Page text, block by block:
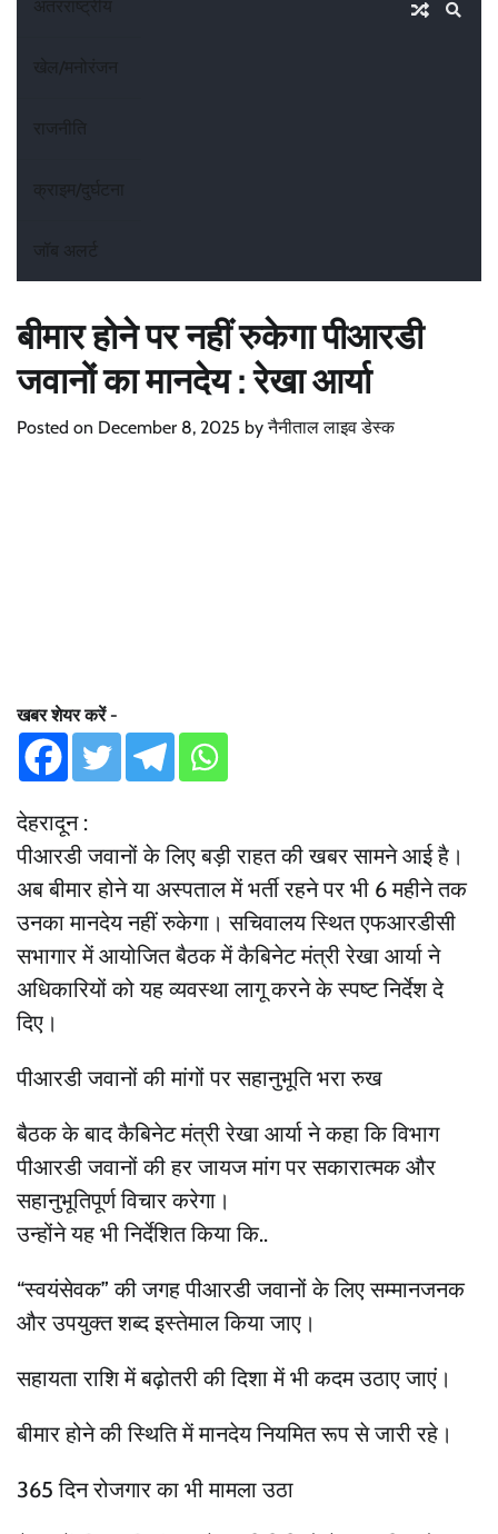
अंतरराष्ट्रीय
खेल/मनोरंजन
राजनीति
क्राइम/दुर्घटना
जॉब अलर्ट
बीमार होने पर नहीं रुकेगा पीआरडी
जवानों का मानदेय : रेखा आर्या
Posted on December 8, 2025 byनैनीताल लाइव डेस्क
खबर शेयर करें -
देहरादून :
पीआरडी जवानों के लिए बड़ी राहत की खबर सामने आई है।
अब बीमार होने या अस्पताल में भर्ती रहने पर भी 6 महीने तक
उनका मानदेय नहीं रुकेगा। सचिवालय स्थित एफआरडीसी
सभागार में आयोजित बैठक में कैबिनेट मंत्री रेखा आर्या ने
अधिकारियों को यह व्यवस्था लागू करने के स्पष्ट निर्देश दे
दिए।
पीआरडी जवानों की मांगों पर सहानुभूति भरा रुख
बैठक के बाद कैबिनेट मंत्री रेखा आर्या ने कहा कि विभाग
पीआरडी जवानों की हर जायज मांग पर सकारात्मक और
सहानुभूतिपूर्ण विचार करेगा।
उन्होंने यह भी निर्देशित किया कि..
“स्वयंसेवक” की जगह पीआरडी जवानों के लिए सम्मानजनक
और उपयुक्त शब्द इस्तेमाल किया जाए।
सहायता राशि में बढ़ोतरी की दिशा में भी कदम उठाए जाएं।
बीमार होने की स्थिति में मानदेय नियमित रूप से जारी रहे।
365 दिन रोजगार का भी मामला उठा